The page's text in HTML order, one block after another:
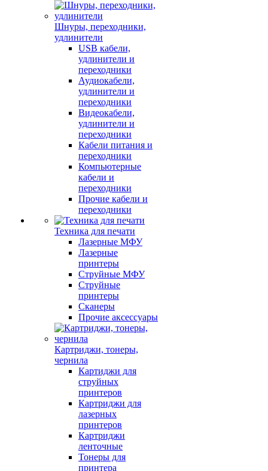
Шнуры, переходники,
удлинители
USB кабели,
удлинители и
переходники
Аудиокабели,
удлинители и
переходники
Видеокабели,
удлинители и
переходники
Кабели питания и
переходники
Компьютерные
кабели и
переходники
Прочие кабели и
переходники
Техника для печати
Лазерные МФУ
Лазерные
принтеры
Струйные МФУ
Струйные
принтеры
Сканеры
Прочие аксессуары
Картриджи, тонеры,
чернила
Картиджи для
струйных
принтеров
Картриджи для
лазерных
принтеров
Картриджи
ленточные
Тонеры для
принтера